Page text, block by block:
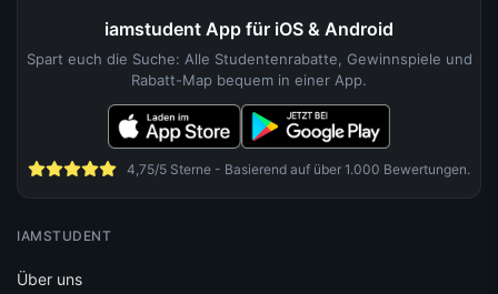
iamstudent App für iOS & Android
Spart euch die Suche: Alle Studentenrabatte, Gewinnspiele und
Rabatt-Map bequem in einer App.
4,75/5 Sterne - Basierend auf über 1.000 Bewertungen.
IAMSTUDENT
Über uns